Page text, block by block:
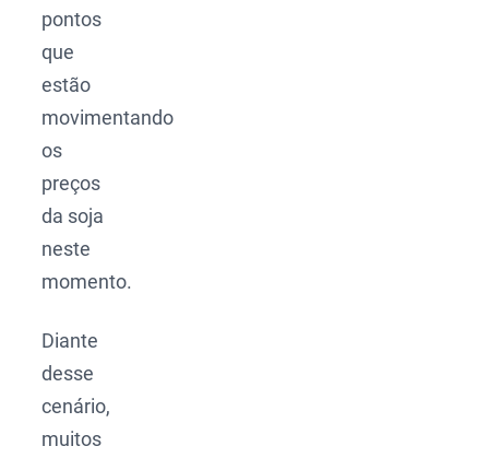
pontos
que
estão
movimentando
os
preços
da soja
neste
momento.
Diante
desse
cenário,
muitos